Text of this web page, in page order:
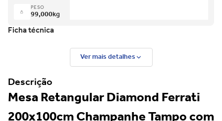
PESO
99,000kg
Ficha técnica
Ver mais detalhes
Descrição
Mesa Retangular Diamond Ferrati